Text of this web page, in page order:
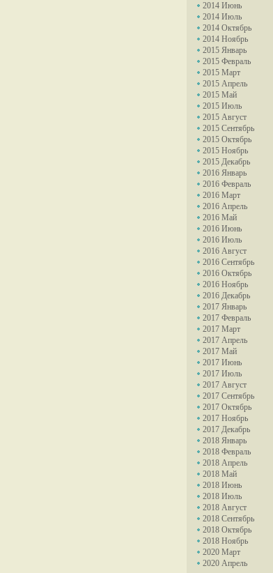
2014 Июнь
2014 Июль
2014 Октябрь
2014 Ноябрь
2015 Январь
2015 Февраль
2015 Март
2015 Апрель
2015 Май
2015 Июль
2015 Август
2015 Сентябрь
2015 Октябрь
2015 Ноябрь
2015 Декабрь
2016 Январь
2016 Февраль
2016 Март
2016 Апрель
2016 Май
2016 Июнь
2016 Июль
2016 Август
2016 Сентябрь
2016 Октябрь
2016 Ноябрь
2016 Декабрь
2017 Январь
2017 Февраль
2017 Март
2017 Апрель
2017 Май
2017 Июнь
2017 Июль
2017 Август
2017 Сентябрь
2017 Октябрь
2017 Ноябрь
2017 Декабрь
2018 Январь
2018 Февраль
2018 Апрель
2018 Май
2018 Июнь
2018 Июль
2018 Август
2018 Сентябрь
2018 Октябрь
2018 Ноябрь
2020 Март
2020 Апрель